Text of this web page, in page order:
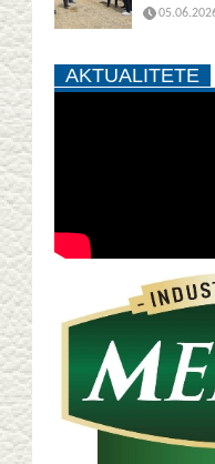
AKTUALITETE